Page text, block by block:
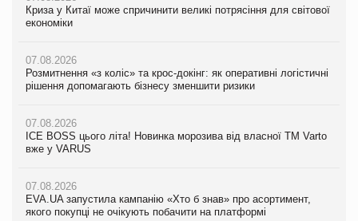
Криза у Китаї може спричинити великі потрясіння для світової
економіки
07.08.2026
Розмитнення «з коліс» та крос-докінг: як оперативні логістичні
рішення допомагають бізнесу зменшити ризики
07.08.2026
ICE BOSS цього літа! Новинка морозива від власної ТМ Varto
вже у VARUS
07.08.2026
EVA.UA запустила кампанію «Хто б знав» про асортимент,
якого покупці не очікують побачити на платформі
Криза у Китаї може спричинити великі потрясіння для світової
економіки
07.08.2026
Розмитнення «з коліс» та крос-докінг: як оперативні логістичні
рішення допомагають бізнесу зменшити ризики
07.08.2026
ICE BOSS цього літа! Новинка морозива від власної ТМ Varto
вже у VARUS
07.08.2026
EVA.UA запустила кампанію «Хто б знав» про асортимент,
якого покупці не очікують побачити на платформі
Криза у Китаї може спричинити великі потрясіння для світової
економіки
07.08.2026
Kraft Heinz скоротила збиток у першому півріччі
Продажі Hugo Boss впали на 9%